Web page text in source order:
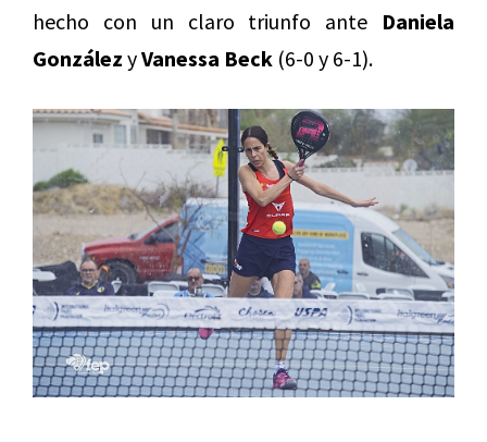
hecho con un claro triunfo ante Daniela
González yVanessa Beck (6-0 y 6-1).